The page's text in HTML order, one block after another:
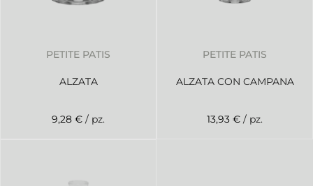
PETITE PATIS
ALZATA
9,28 € / pz.
PETITE PATIS
ALZATA CON CAMPANA
13,93 € / pz.